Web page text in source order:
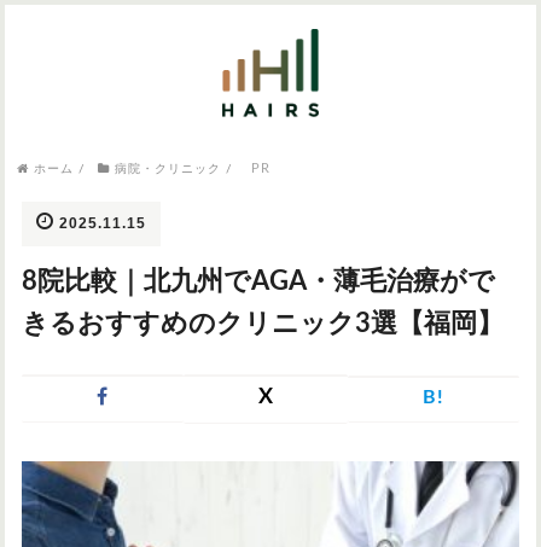
病院・クリニック
AGA
ホーム / 病院・クリニック / PR
2025.11.15
8院比較｜北九州でAGA・薄毛治療がで
きるおすすめのクリニック3選【福岡】
X B!
気になるワードから記事を探す
症状・悩みから記事を探す
つむじハゲ ふけ